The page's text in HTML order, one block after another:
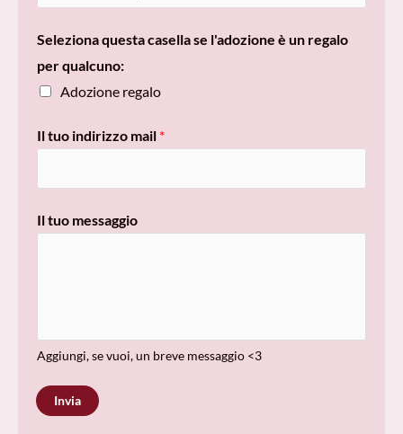
Seleziona questa casella se l'adozione è un regalo
per qualcuno:
Adozione regalo
Il tuo indirizzo mail *
u
a
l
Il tuo messaggio
Aggiungi, se vuoi, un breve messaggio <3
Invia